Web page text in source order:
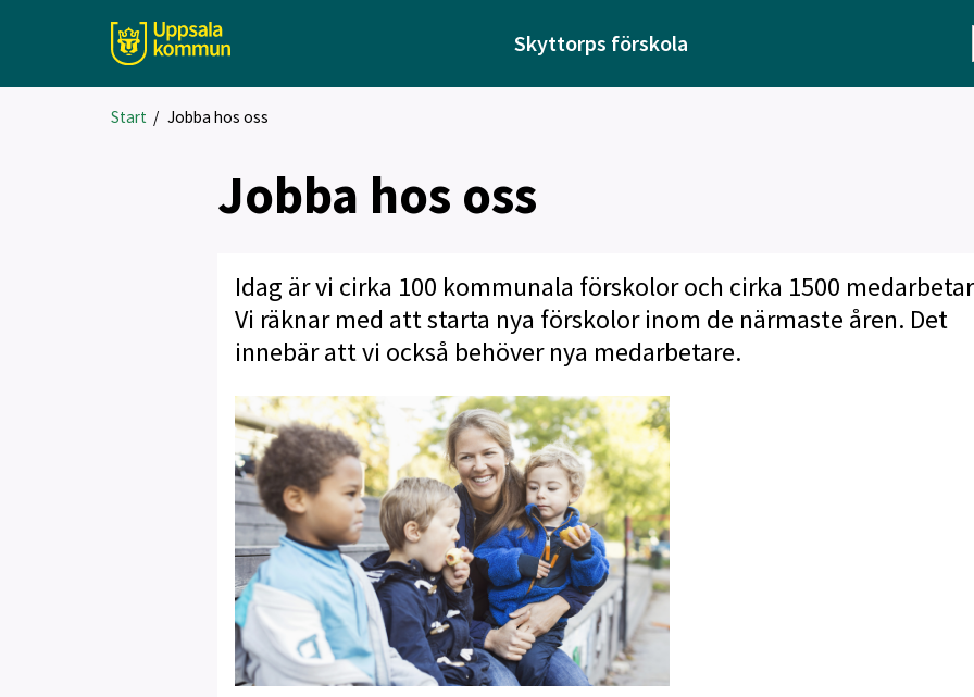
Skyttorps förskola
Start / Jobba hos oss
Jobba hos oss
Idag är vi cirka 100 kommunala förskolor och cirka 1500
Vi räknar med att starta nya förskolor inom de närmaste åren. Det
innebär att vi också behöver nya medarbetare.